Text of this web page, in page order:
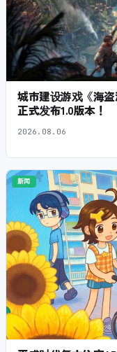
城市建设游戏《海
正式发布1.0版本！
2026.08.06
新闻